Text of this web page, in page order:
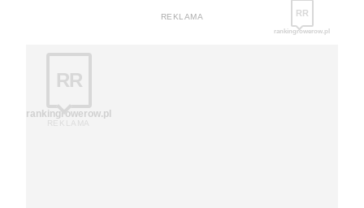
REKLAMA RR
rankingrowerow.pl
RR
rankingrowerow.pl
REKLAMA